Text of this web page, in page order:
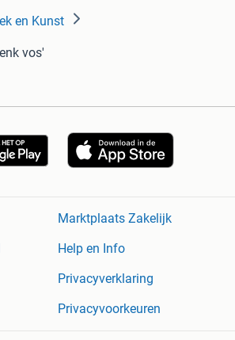
en Kunst
vos'
Marktplaats Zakelijk
Help en Info
Privacyverklaring
Privacyvoorkeuren